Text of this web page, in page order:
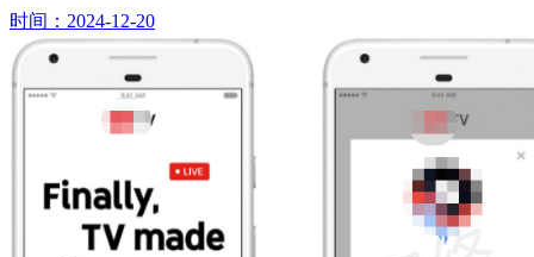
时间：2024-12-20